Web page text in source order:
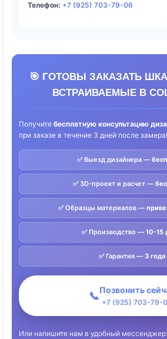
Телефон: +7 (925) 703-79-06
🎯 ГОТОВЫ ЗАКАЗАТЬ
ВСТРАИВАЕМЫЕ В
Получите бесплатную консультацию
при заказе в течение 3 дней после замера!
✅ Выезд дизайнера —
✅ 3D-проект и расчет —
✅ Образцы материалов —
✅ Производство — 10-15
✅ Гарантия — 3 года
📞Позвонить
+7 (925) 703-79-
Или напишите нам в удобный мессенджер: